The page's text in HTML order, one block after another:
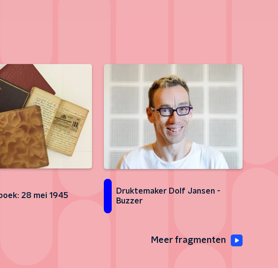
28 mei 1945
Druktemaker Dolf Jansen -
Buzzer
Meer fragmenten